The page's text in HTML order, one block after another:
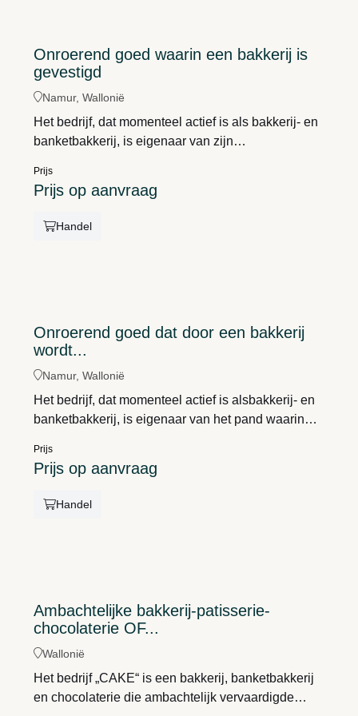
Onroerend goed waarin een bakkerij is
gevestigd
Namur, Wallonië
Het bedrijf, dat momenteel actief is als bakkerij- en
banketbakkerij, is eigenaar van zijn
van de eigenaars willen zij de aandelen van het
bedrijf verkopen, waardoor de kans ontstaat om
een onroerend goed te verwerven dat ideaal
Prijs
Prijs op aanvraag
Handel
Onroerend goed dat door een bakkerij
wordt...
Namur, Wallonië
Het bedrijf, dat momenteel actief is alsbakkerij- en
banketbakkerij, is eigenaar van het pand waarin
pensionering van de eigenaars willen zij de
aandelen van het bedrijf verkopen, waardoor de
kans ontstaat om een onroerend goed te verwerven
Prijs
Prijs op aanvraag
Handel
Ambachtelijke bakkerij-patisserie-
chocolaterie OF...
Wallonië
Het bedrijf „CAKE“ is een bakkerij, banketbakkerij
en chocolaterie die ambachtelijk vervaardigde